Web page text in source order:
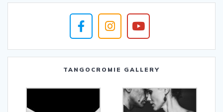
TANGOCROMIE GALLERY